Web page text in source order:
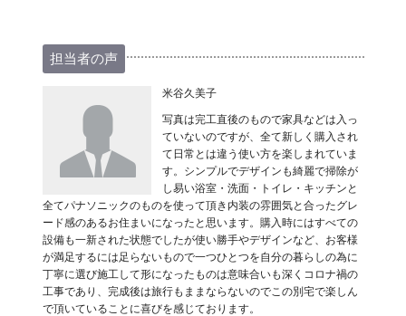
担当者の声
米谷久美子
写真は完工直後のもので家具などは入っ
ていないのですが、全て新しく購入され
て日常とは違う使い方を楽しまれていま
す。シンプルでデザインも綺麗で掃除が
し易い浴室・洗面・トイレ・キッチンと
全てパナソニックのものを使って頂き内装の雰囲気と合ったグレ
ード感のあるお住まいになったと思います。購入時にはすべての
設備も一新された状態でしたが使い勝手やデザインなど、お客様
が満足するには足らないもので一つひとつを自分の暮らしの為に
丁寧に選び施工して形になったものは意味合いも深くコロナ禍の
工事であり、完成後は旅行もままならないのでこの別宅で楽しん
で頂いていることに喜びを感じております。